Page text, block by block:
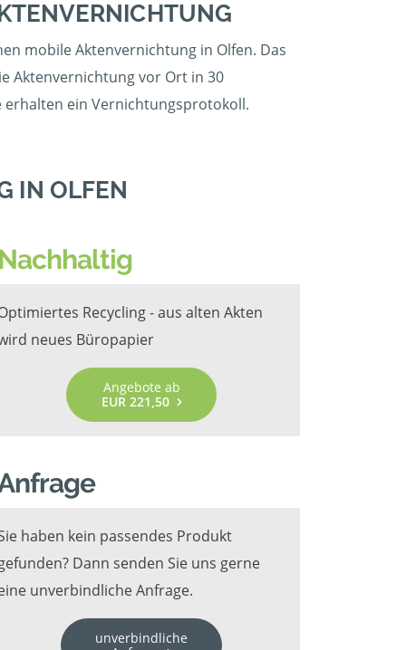
mobile Aktenvernichtung in Olfen. Das
Aktenvernichtung vor Ort in 30
erhalten ein Vernichtungsprotokoll.
IN OLFEN
Recycling - aus alten Akten
neues Büropapier
Angebote ab
EUR 221,50
haben kein passendes Produkt
Dann senden Sie uns gerne
unverbindliche Anfrage.
unverbindliche